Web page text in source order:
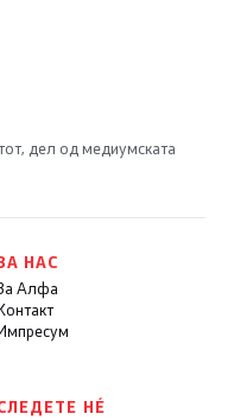
дел од медиумската
НАС
Алфа
НÉ